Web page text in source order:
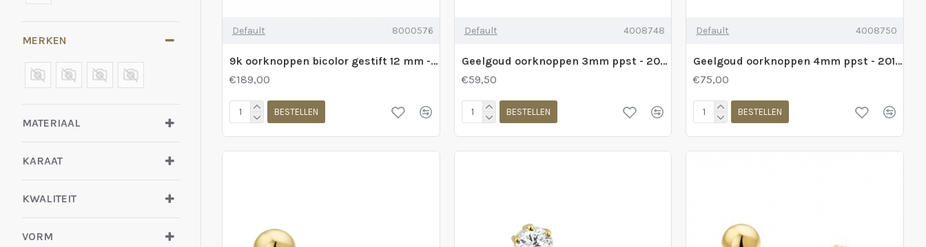
MERKEN
MATERIAAL
KARAAT
KWALITEIT
VORM
Default 8000576
9k oorknoppen bicolor gestift 12 mm - 2011809
€189,00
BESTELLEN
Default 4008748
Geelgoud oorknoppen 3mm ppst - 205440
€59,50
BESTELLEN
Default 4008750
Geelgoud oorknoppen 4mm ppst - 201263
€75,00
BESTELLEN